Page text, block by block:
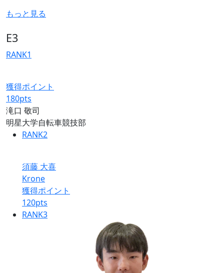
もっと見る
E3
RANK1
獲得ポイント
180pts
滝口 敬司
明星大学自転車競技部
RANK2
須藤 大喜
Krone
獲得ポイント
120pts
RANK3